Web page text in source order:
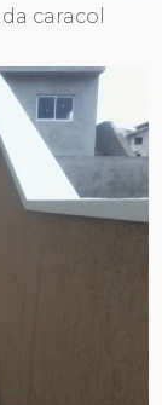
caracol